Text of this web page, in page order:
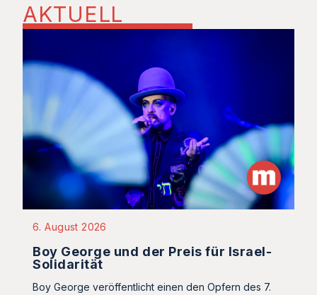
AKTUELL
6. August 2026
Boy George und der Preis für Israel-
Solidarität
Boy George veröffentlicht einen den Opfern des 7.